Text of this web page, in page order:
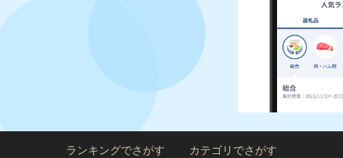
ランキングでさがす カテゴリでさがす